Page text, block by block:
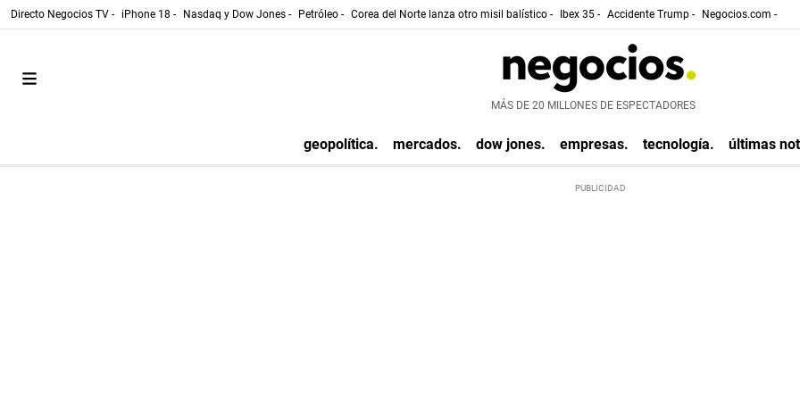
Directo Negocios TV - iPhone 18 - Nasdaq y Dow Jones - Petróleo - Corea del Norte lanza otro misil balístico - Ibex 35 - Accidente Trump - Negocios.com -
MÁS DE 20 MILLONES DE ESPECTADORES
geopolítica. mercados. dow jones. empresas. tecnología. últimas